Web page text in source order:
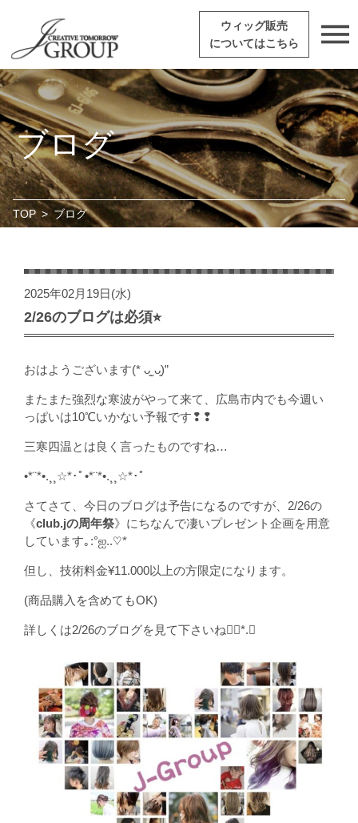
ウィッグ販売
についてはこちら
ブログ
TOP > ブログ
2025年02月19日(水)
2/26のブログは必須⭐︎
おはようございます(* ᴗ͈ˬᴗ͈)”
またまた強烈な寒波がやって来て、広島市内でも今週い
っぱいは10℃いかない予報です❢❢
三寒四温とは良く言ったものですね…
•*¨*•.¸¸☆*･ﾟ•*¨*•.¸¸☆*･ﾟ
さてさて、今日のブログは予告になるのですが、2/26の
《club.jの周年祭》にちなんで凄いプレゼント企画を用意
しています｡:°ஐ..♡*
但し、技術料金¥11.000以上の方限定になります。
(商品購入を含めてもOK)
詳しくは2/26のブログを見て下さいね❁⃘*.ﾟ